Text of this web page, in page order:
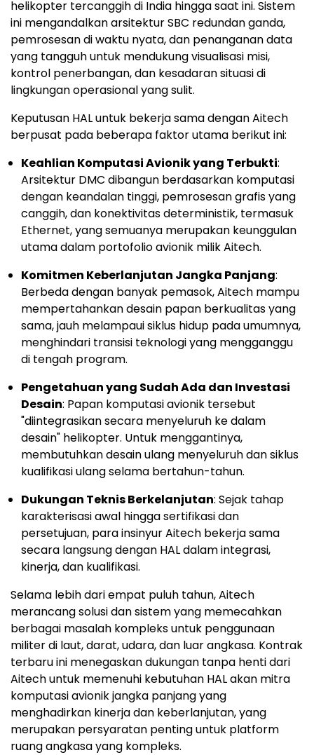
helikopter tercanggih di India hingga saat ini. Sistem
ini mengandalkan arsitektur SBC redundan ganda,
pemrosesan di waktu nyata, dan penanganan data
yang tangguh untuk mendukung visualisasi misi,
kontrol penerbangan, dan kesadaran situasi di
lingkungan operasional yang sulit.
Keputusan HAL untuk bekerja sama dengan Aitech
berpusat pada beberapa faktor utama berikut ini:
Keahlian Komputasi Avionik yang Terbukti:
Arsitektur DMC dibangun berdasarkan komputasi
dengan keandalan tinggi, pemrosesan grafis yang
canggih, dan konektivitas deterministik, termasuk
Ethernet, yang semuanya merupakan keunggulan
utama dalam portofolio avionik milik Aitech.
Komitmen Keberlanjutan Jangka Panjang:
Berbeda dengan banyak pemasok, Aitech mampu
mempertahankan desain papan berkualitas yang
sama, jauh melampaui siklus hidup pada umumnya,
menghindari transisi teknologi yang mengganggu
di tengah program.
Pengetahuan yang Sudah Ada dan Investasi
Desain: Papan komputasi avionik tersebut
"diintegrasikan secara menyeluruh ke dalam
desain" helikopter. Untuk menggantinya,
membutuhkan desain ulang menyeluruh dan siklus
kualifikasi ulang selama bertahun-tahun.
Dukungan Teknis Berkelanjutan: Sejak tahap
karakterisasi awal hingga sertifikasi dan
persetujuan, para insinyur Aitech bekerja sama
secara langsung dengan HAL dalam integrasi,
kinerja, dan kualifikasi.
Selama lebih dari empat puluh tahun, Aitech
merancang solusi dan sistem yang memecahkan
berbagai masalah kompleks untuk penggunaan
militer di laut, darat, udara, dan luar angkasa. Kontrak
terbaru ini menegaskan dukungan tanpa henti dari
Aitech untuk memenuhi kebutuhan HAL akan mitra
komputasi avionik jangka panjang yang
menghadirkan kinerja dan keberlanjutan, yang
merupakan persyaratan penting untuk platform
ruang angkasa yang kompleks.